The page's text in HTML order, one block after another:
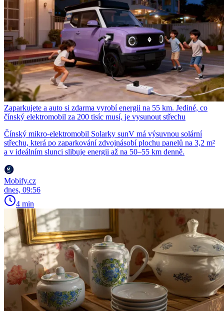
Zaparkujete a auto si zdarma vyrobí energii na 55 km. Jediné, co
čínský elektromobil za 200 tisíc musí, je vysunout střechu
Čínský mikro-elektromobil Solarky sunV má výsuvnou solární
střechu, která po zaparkování zdvojnásobí plochu panelů na 3,2 m²
a v ideálním slunci slibuje energii až na 50–55 km denně.
Mobify.cz
dnes, 09:56
4 min